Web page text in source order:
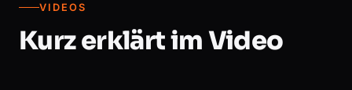
VIDEOS
Kurz erklärt im Video